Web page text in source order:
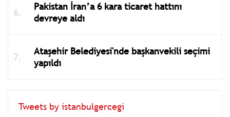
Pakistan İran’a 6 kara ticaret hattını
devreye aldı
Ataşehir Belediyesi'nde başkanvekili seçimi
yapıldı
Tweets by istanbulgercegi